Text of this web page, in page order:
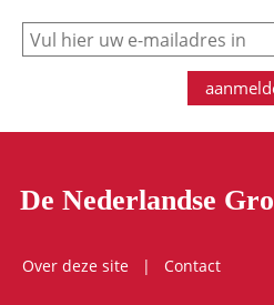
e-
De Nederlandse
Over deze site
Contact